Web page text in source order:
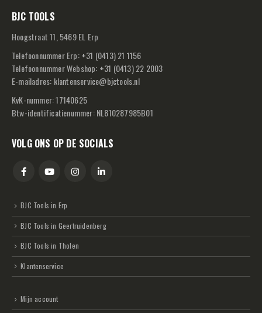
BJC TOOLS
Hoogstraat 11, 5469 EL Erp
Telefoonnummer Erp:+31 (0413) 21 1156
Telefoonnummer Webshop: +31 (0413) 22 2003
E-mailadres: klantenservice@bjctools.nl
KvK-nummer: 17140625
Btw-identificatienummer: NL810287985B01
VOLG ONS OP DE SOCIALS
BJC Tools in Erp
BJC Tools in Geertruidenberg
BJC Tools in Tholen
Klantenservice
Mijn account